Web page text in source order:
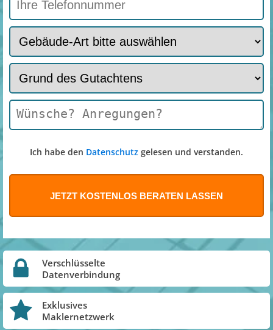
Ich habe den Datenschutz gelesen und verstanden.
Verschlüsselte
Datenverbindung
Exklusives
Maklernetzwerk